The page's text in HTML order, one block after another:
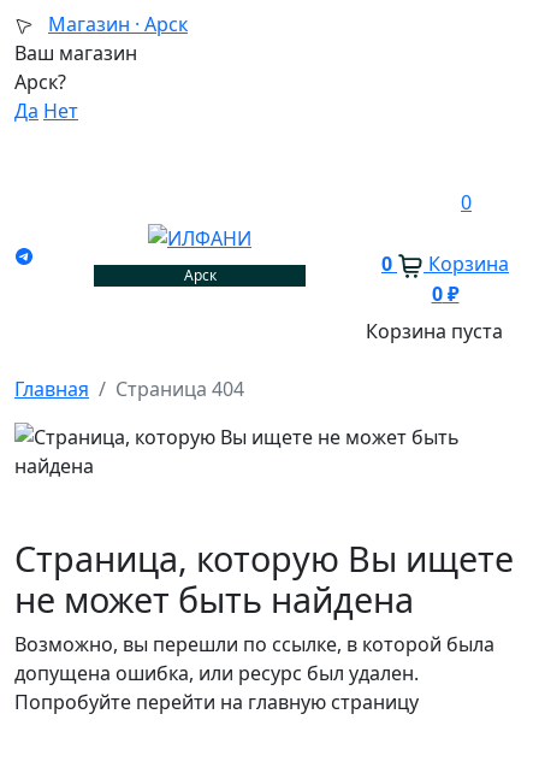
Магазин · Арск
Ваш магазин
Арск?
Да Нет
Арск
0
0
Корзина
0₽
Корзина пуста
Главная Страница 404
Страница, которую Вы ищете
не может быть найдена
Возможно, вы перешли по ссылке, в которой была
допущена ошибка, или ресурс был удален.
Попробуйте перейти на главную страницу